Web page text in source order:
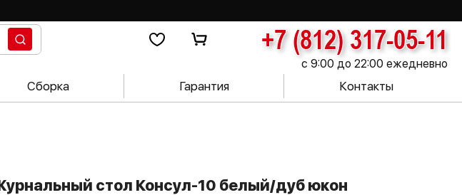
+7 (812) 317-05-11
с 9:00 до 22:00 ежедневно
Сборка Гарантия Контакты
Журнальный стол Консул-10 белый/дуб юкон